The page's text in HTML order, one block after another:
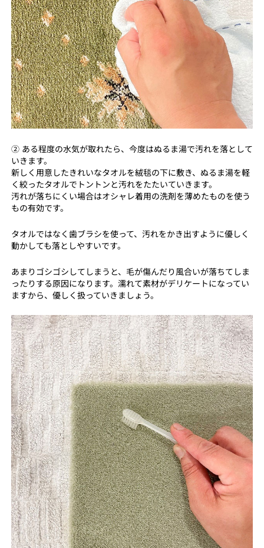
② ある程度の水気が取れたら、今度はぬるま湯で汚れを落として
いきます。
新しく用意したきれいなタオルを絨毯の下に敷き、ぬるま湯を軽
く絞ったタオルでトントンと汚れをたたいていきます。
汚れが落ちにくい場合はオシャレ着用の洗剤を薄めたものを使う
もの有効です。
タオルではなく歯ブラシを使って、汚れをかき出すように優しく
動かしても落としやすいです。
あまりゴシゴシしてしまうと、毛が傷んだり風合いが落ちてしま
ったりする原因になります。濡れて素材がデリケートになってい
ますから、優しく扱っていきましょう。